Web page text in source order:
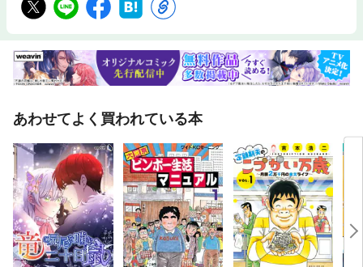
あわせてよく買われている本